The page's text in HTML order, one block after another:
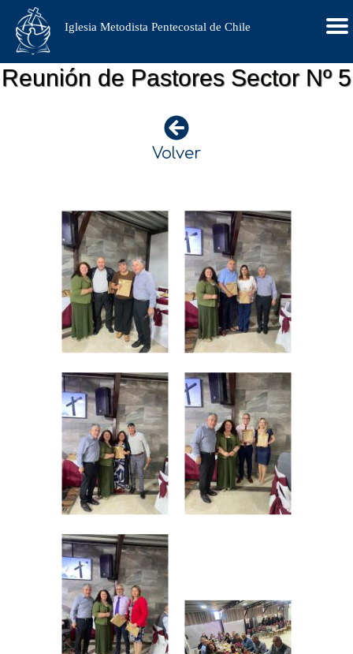
Iglesia Metodista Pentecostal de Chile
Reunión de Pastores Sector Nº 5
Volver